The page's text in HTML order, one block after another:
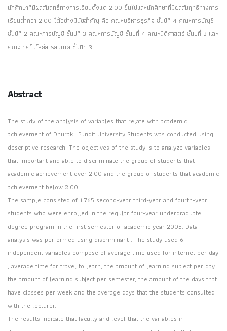
นักศึกษาที่มีผลสัมฤทธิ์ทางการเรียนตั้งแต่ 2.00 ขึ้นไปและนักศึกษาที่มีผลสัมฤทธิ์ทางการ
เรียนต่ำกว่า 2.00 ได้อย่างมีนัยสำคัญ คือ คณะบริหารธุรกิจ ชั้นปีที่ 4 คณะการบัญชี
ชั้นปีที่ 2 คณะการบัญชี ชั้นปีที่ 3 คณะการบัญชี ชั้นปีที่ 4 คณะนิติศาสตร์ ชั้นปีที่ 3 และ
คณะเทคโนโลยีสารสนเทศ ชั้นปีที่ 3
Abstract
The study of the analysis of variables that relate with academic
achievement of Dhurakij Pundit University Students was conducted using
descriptive research. The objectives of the study is to analyze variables
that important and able to discriminate the group of students that
academic achievement over 2.00 and the group of students that academic
achievement below 2.00 .
The sample consisted of 1,765 second-year third-year and fourth-year
students who were enrolled in the regular four-year undergraduate
degree program in the first semester of academic year 2005. Data
analysis was performed using discriminant . The study used 6
independent variables compose of average time used for internet per day
, average time for travel to learn, the amount of learning subject per day,
the amount of learning subject per semester, the amount of the days that
have classes per week and the average days that the students consulted
with the lecturer.
The results indicate that faculty and level that the variables in